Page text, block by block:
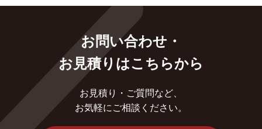
お問い合わせ・
お見積りはこちらから
お見積り・ご質問など、
お気軽にご相談ください。